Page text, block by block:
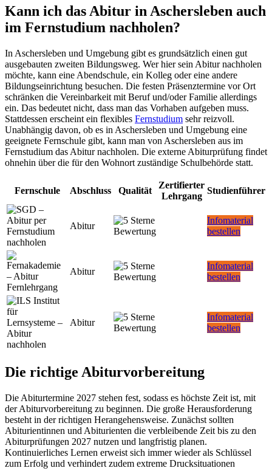
Kann ich das Abitur in Aschersleben auch
im Fernstudium nachholen?
In Aschersleben und Umgebung gibt es grundsätzlich einen gut
ausgebauten zweiten Bildungsweg. Wer hier sein Abitur nachholen
möchte, kann eine Abendschule, ein Kolleg oder eine andere
Bildungseinrichtung besuchen. Die festen Präsenztermine vor Ort
schränken die Vereinbarkeit mit Beruf und/oder Familie allerdings
ein. Das bedeutet nicht, dass man das Vorhaben aufgeben muss.
Stattdessen erscheint ein flexibles Fernstudium sehr reizvoll.
Unabhängig davon, ob es in Aschersleben und Umgebung eine
geeignete Fernschule gibt, kann man von Aschersleben aus im
Fernstudium das Abitur nachholen. Die externe Abiturprüfung findet
ohnehin über die für den Wohnort zuständige Schulbehörde statt.
Fernschule Abschluss Qualität
Zertifierter
Lehrgang
Studienführer
Abitur
Infomaterial
bestellen
Abitur
Infomaterial
bestellen
Abitur
Infomaterial
bestellen
Die richtige Abiturvorbereitung
Die Abiturtermine 2027 stehen fest, sodass es höchste Zeit ist, mit
der Abiturvorbereitung zu beginnen. Die große Herausforderung
besteht in der richtigen Herangehensweise. Zunächst sollten
Abiturientinnen und Abiturienten die verbleibende Zeit bis zu den
Abiturprüfungen 2027 nutzen und langfristig planen.
Kontinuierliches Lernen erweist sich immer wieder als Schlüssel
zum Erfolg und verhindert zudem extreme Drucksituationen